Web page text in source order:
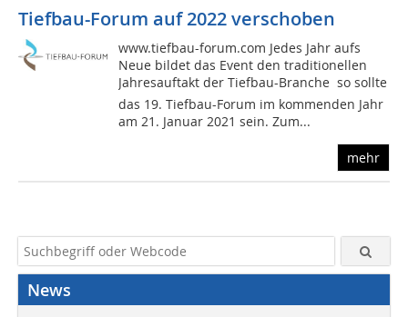
Tiefbau-Forum auf 2022 verschoben
www.tiefbau-forum.com Jedes Jahr aufs
Neue bildet das Event den traditionellen
Jahresauftakt der Tiefbau-Branche  so sollte
das 19. Tiefbau-Forum im kommenden Jahr
am 21. Januar 2021 sein. Zum...
mehr
News